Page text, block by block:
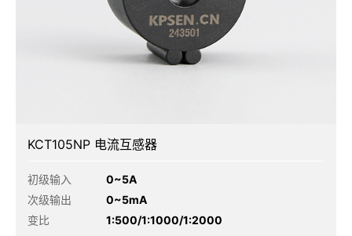
KCT105NP 电流互感器
初级输入
0~5A
次级输出
0~5mA
变比
1:500/1:1000/1:2000